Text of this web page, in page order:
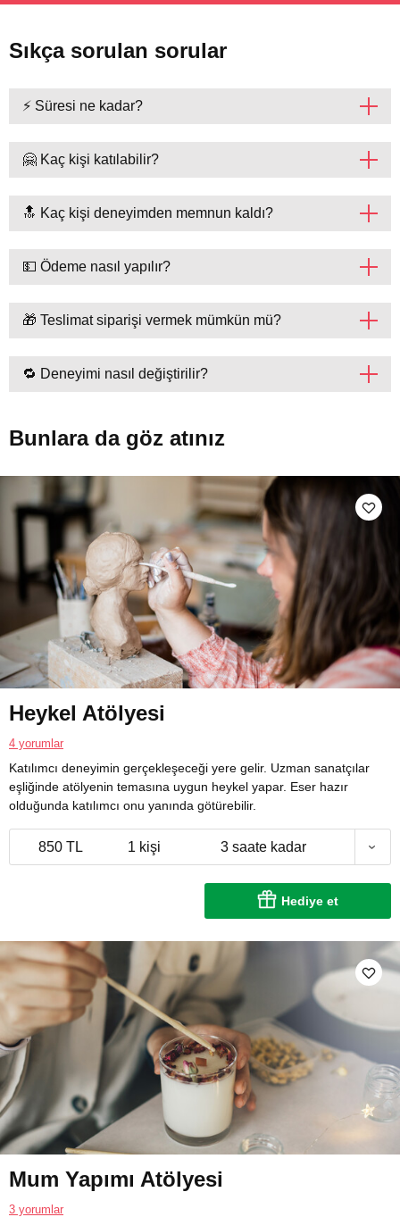
Sıkça sorulan sorular
⚡ Süresi ne kadar?
🤗 Kaç kişi katılabilir?
🔝 Kaç kişi deneyimden memnun kaldı?
💵 Ödeme nasıl yapılır?
🎁 Teslimat siparişi vermek mümkün mü?
🔁 Deneyimi nasıl değiştirilir?
Bunlara da göz atınız
Heykel Atölyesi
4 yorumlar
Katılımcı deneyimin gerçekleşeceği yere gelir. Uzman sanatçılar
eşliğinde atölyenin temasına uygun heykel yapar. Eser hazır
olduğunda katılımcı onu yanında götürebilir.
850 TL 1 kişi 3 saate kadar
Hediye et
Mum Yapımı Atölyesi
3 yorumlar